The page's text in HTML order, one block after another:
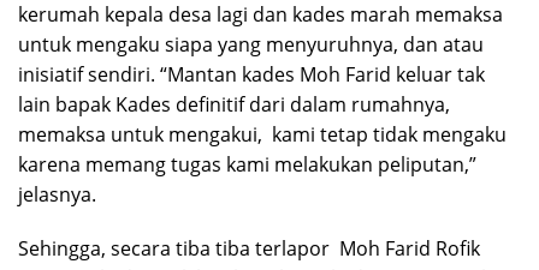
kerumah kepala desa lagi dan kades marah memaksa
untuk mengaku siapa yang menyuruhnya, dan atau
inisiatif sendiri. “Mantan kades Moh Farid keluar tak
lain bapak Kades definitif dari dalam rumahnya,
memaksa untuk mengakui, kami tetap tidak mengaku
karena memang tugas kami melakukan peliputan,”
jelasnya.
Sehingga, secara tiba tiba terlapor Moh Farid Rofik